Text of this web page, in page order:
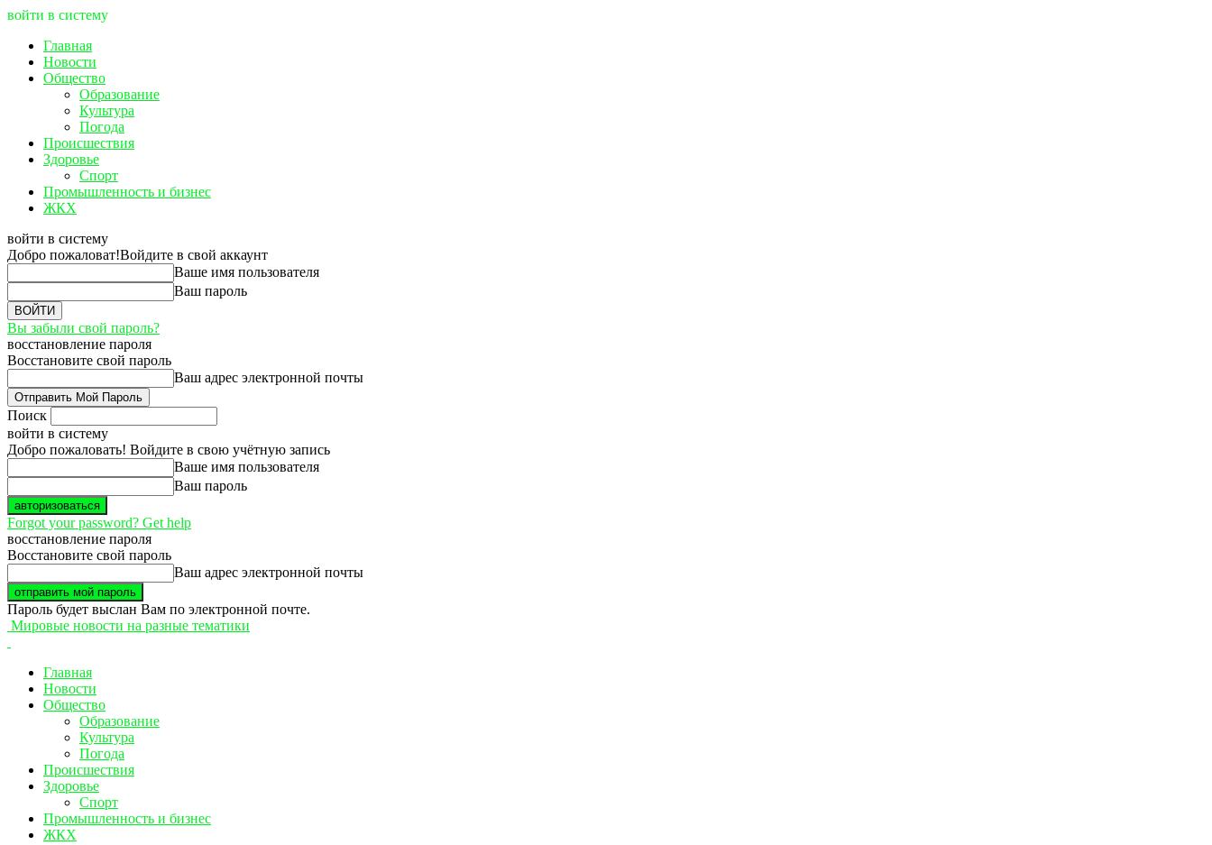
войти в систему
Главная
Новости
Общество
Образование
Культура
Погода
Происшествия
Здоровье
Спорт
Промышленность и бизнес
ЖКХ
войти в систему
Добро пожаловат!Войдите в свой аккаунт
Ваше имя пользователя
Ваш пароль
Вы забыли свой пароль?
восстановление пароля
Восстановите свой пароль
Ваш адрес электронной почты
Поиск
войти в систему
Добро пожаловать! Войдите в свою учётную запись
Ваше имя пользователя
Ваш пароль
Forgot your password? Get help
восстановление пароля
Восстановите свой пароль
Ваш адрес электронной почты
Пароль будет выслан Вам по электронной почте.
Мировые новости на разные тематики
Главная
Новости
Общество
Образование
Культура
Погода
Происшествия
Здоровье
Спорт
Промышленность и бизнес
ЖКХ